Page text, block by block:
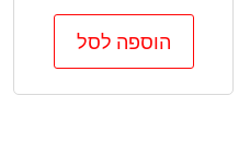
הוספה לסל